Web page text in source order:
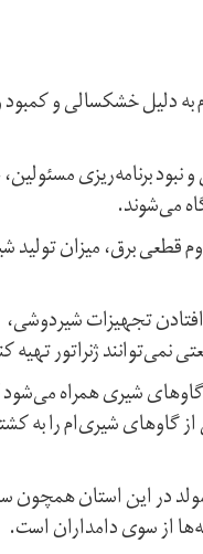
به دلیل خشکسالی و
برنامه‌ریزی
می‌شوند.
قطعی برق، میزان تولید
افتادن تجهیزات شیردوشی،
ژنراتور تهیه
شیری همراه
شیری‌ام را به
در این استان همچون
از سوی دامداران است.